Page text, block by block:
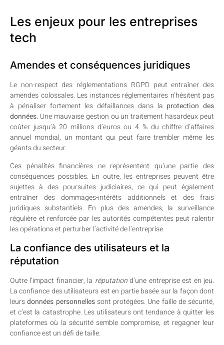
Les enjeux pour les entreprises
tech
Amendes et conséquences juridiques
Le non-respect des réglementations RGPD peut entraîner des
amendes colossales. Les instances réglementaires n’hésitent pas
à pénaliser fortement les défaillances dans la protection des
données. Une mauvaise gestion ou un traitement hasardeux peut
coûter jusqu’à 20 millions d’euros ou 4 % du chiffre d’affaires
annuel mondial, un montant qui peut faire trembler même les
géants du secteur.
Ces pénalités financières ne représentent qu’une partie des
conséquences possibles. En outre, les entreprises peuvent être
sujettes à des poursuites judiciaires, ce qui peut également
entraîner des dommages-intérêts additionnels et des frais
juridiques substantiels. En plus des amendes, la surveillance
régulière et renforcée par les autorités compétentes peut ralentir
les opérations et perturber l’activité de l’entreprise.
La confiance des utilisateurs et la
réputation
Outre l’impact financier, la réputationd’une entreprise est en jeu.
La confiance des utilisateurs est en partie basée sur la façon dont
leursdonnées personnellessont protégées. Une faille de sécurité,
et c’est la catastrophe. Les utilisateurs ont tendance à quitter les
plateformes où la sécurité semble compromise, et regagner leur
confiance est un défi de taille.